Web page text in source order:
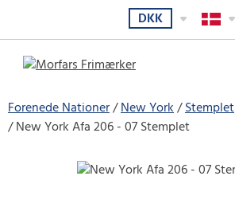
DKK
Forenede Nationer New York Stemplet
New York Afa 206 - 07 Stemplet